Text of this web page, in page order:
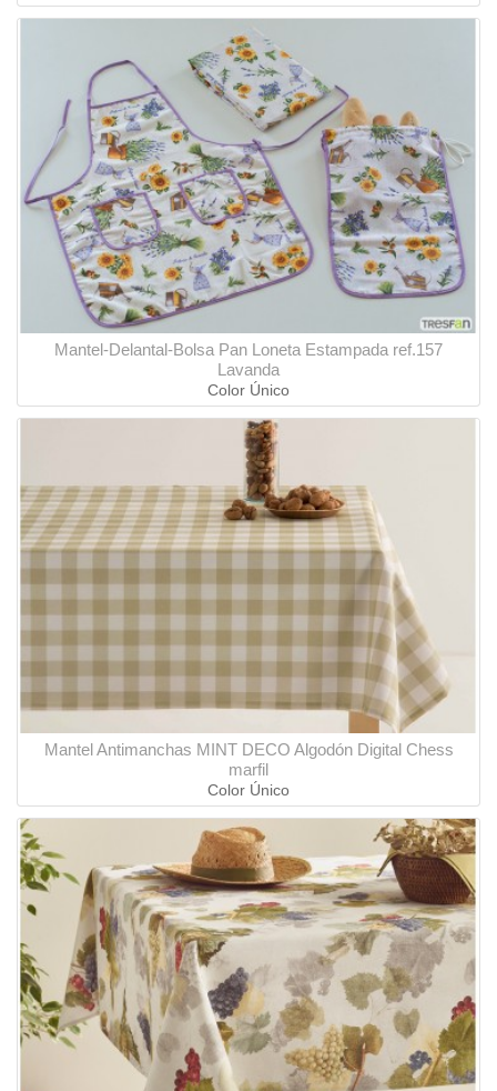
Mantel-Delantal-Bolsa Pan Loneta Estampada ref.157
Lavanda
Color Único
Mantel Antimanchas MINT DECO Algodón Digital Chess
marfil
Color Único